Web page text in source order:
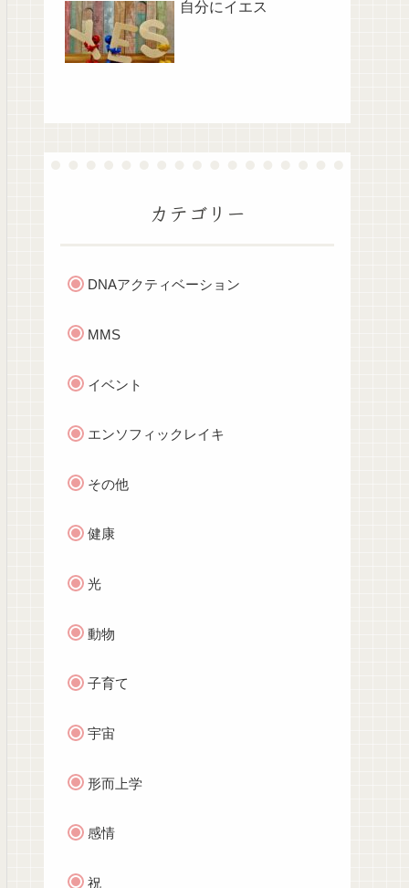
自分にイエス
カテゴリー
DNAアクティベーション
MMS
イベント
エンソフィックレイキ
その他
健康
光
動物
子育て
宇宙
形而上学
感情
祝